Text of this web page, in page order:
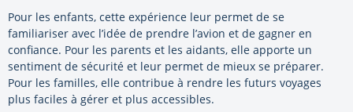
Pour les enfants, cette expérience leur permet de se
familiariser avec l’idée de prendre l’avion et de gagner en
confiance. Pour les parents et les aidants, elle apporte un
sentiment de sécurité et leur permet de mieux se préparer.
Pour les familles, elle contribue à rendre les futurs voyages
plus faciles à gérer et plus accessibles.